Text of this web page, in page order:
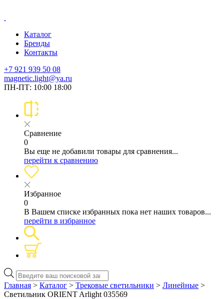
Каталог
Бренды
Контакты
+7 921 939 50 08
magnetic.light@ya.ru
ПН-ПТ: 10:00 18:00
Сравнение
0
Вы еще не добавили товары для сравнения...
перейти к сравнению
Избранное
0
В Вашем списке избранных пока нет наших товаров...
перейти в избранное
Поиск
товаров
Главная > Каталог > Трековые светильники > Линейные >
Светильник ORIENT Arlight 035569